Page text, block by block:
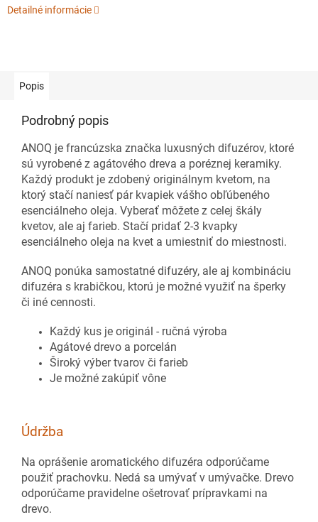
Detailné informácie
Popis
Podrobný popis
ANOQ je francúzska značka luxusných difuzérov, ktoré
sú vyrobené z agátového dreva a poréznej keramiky.
Každý produkt je zdobený originálnym kvetom, na
ktorý stačí naniesť pár kvapiek vášho obľúbeného
esenciálneho oleja. Vyberať môžete z celej škály
kvetov, ale aj farieb. Stačí pridať 2-3 kvapky
esenciálneho oleja na kvet a umiestniť do miestnosti.
ANOQ ponúka samostatné difuzéry, ale aj kombináciu
difuzéra s krabičkou, ktorú je možné využiť na šperky
či iné cennosti.
Každý kus je originál - ručná výroba
Agátové drevo a porcelán
Široký výber tvarov či farieb
Je možné zakúpiť vône
Údržba
Na oprášenie aromatického difuzéra odporúčame
použiť prachovku. Nedá sa umývať v umývačke. Drevo
odporúčame pravidelne ošetrovať prípravkami na
drevo.